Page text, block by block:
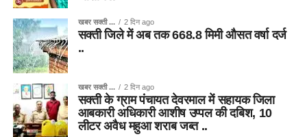
खबर सक्ती ... 2 दिन ago
सक्ती जिले में अब तक 668.8 मिमी औसत वर्षा दर्ज
..
खबर सक्ती ... 2 दिन ago
सक्ती के ग्राम पंचायत देवरमाल में सहायक जिला
आबकारी अधिकारी आशीष उप्पल की दबिश, 10
लीटर अवैध महुआ शराब जब्त ..